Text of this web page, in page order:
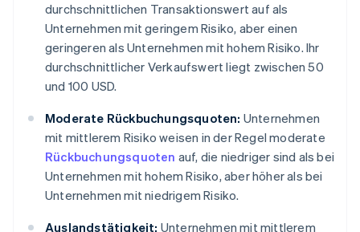
durchschnittlichen Transaktionswert auf als
Unternehmen mit geringem Risiko, aber einen
geringeren als Unternehmen mit hohem Risiko. Ihr
durchschnittlicher Verkaufswert liegt zwischen 50
und 100 USD.
Moderate Rückbuchungsquoten: Unternehmen
mit mittlerem Risiko weisen in der Regel moderate
Rückbuchungsquoten auf, die niedriger sind als bei
Unternehmen mit hohem Risiko, aber höher als bei
Unternehmen mit niedrigem Risiko.
Auslandstätigkeit: Unternehmen mit mittlerem